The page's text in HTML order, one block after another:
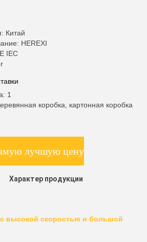
Китай
HEREXI
IEC
1
коробка, картонная коробка
лучшую цену
Характер продукции
с высокой скоростью и большой